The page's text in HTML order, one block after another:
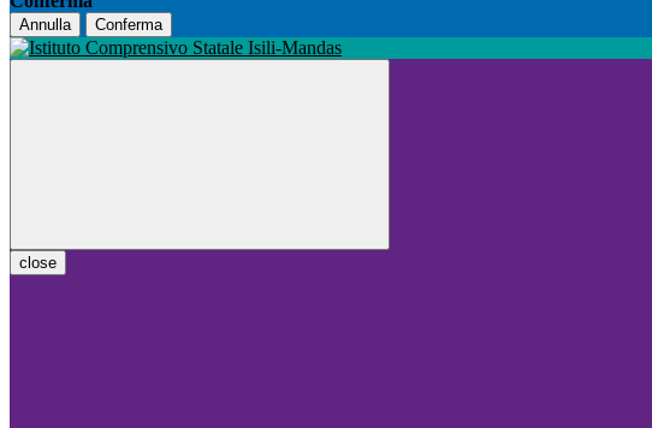
Annulla Conferma
close